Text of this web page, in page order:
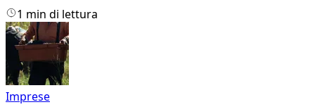
1 min di lettura
Imprese